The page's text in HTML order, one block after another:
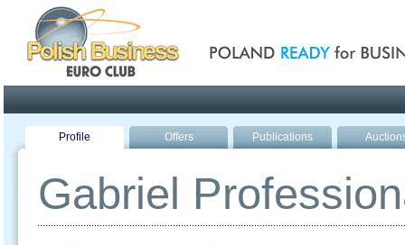
Profile Offers Publications
Gabriel